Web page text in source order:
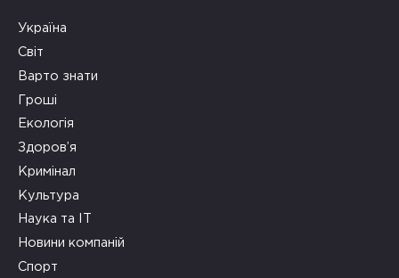
Україна
Світ
Варто знати
Гроші
Екологія
Здоров’я
Кримінал
Культура
Наука та ІТ
Новини компаній
Спорт